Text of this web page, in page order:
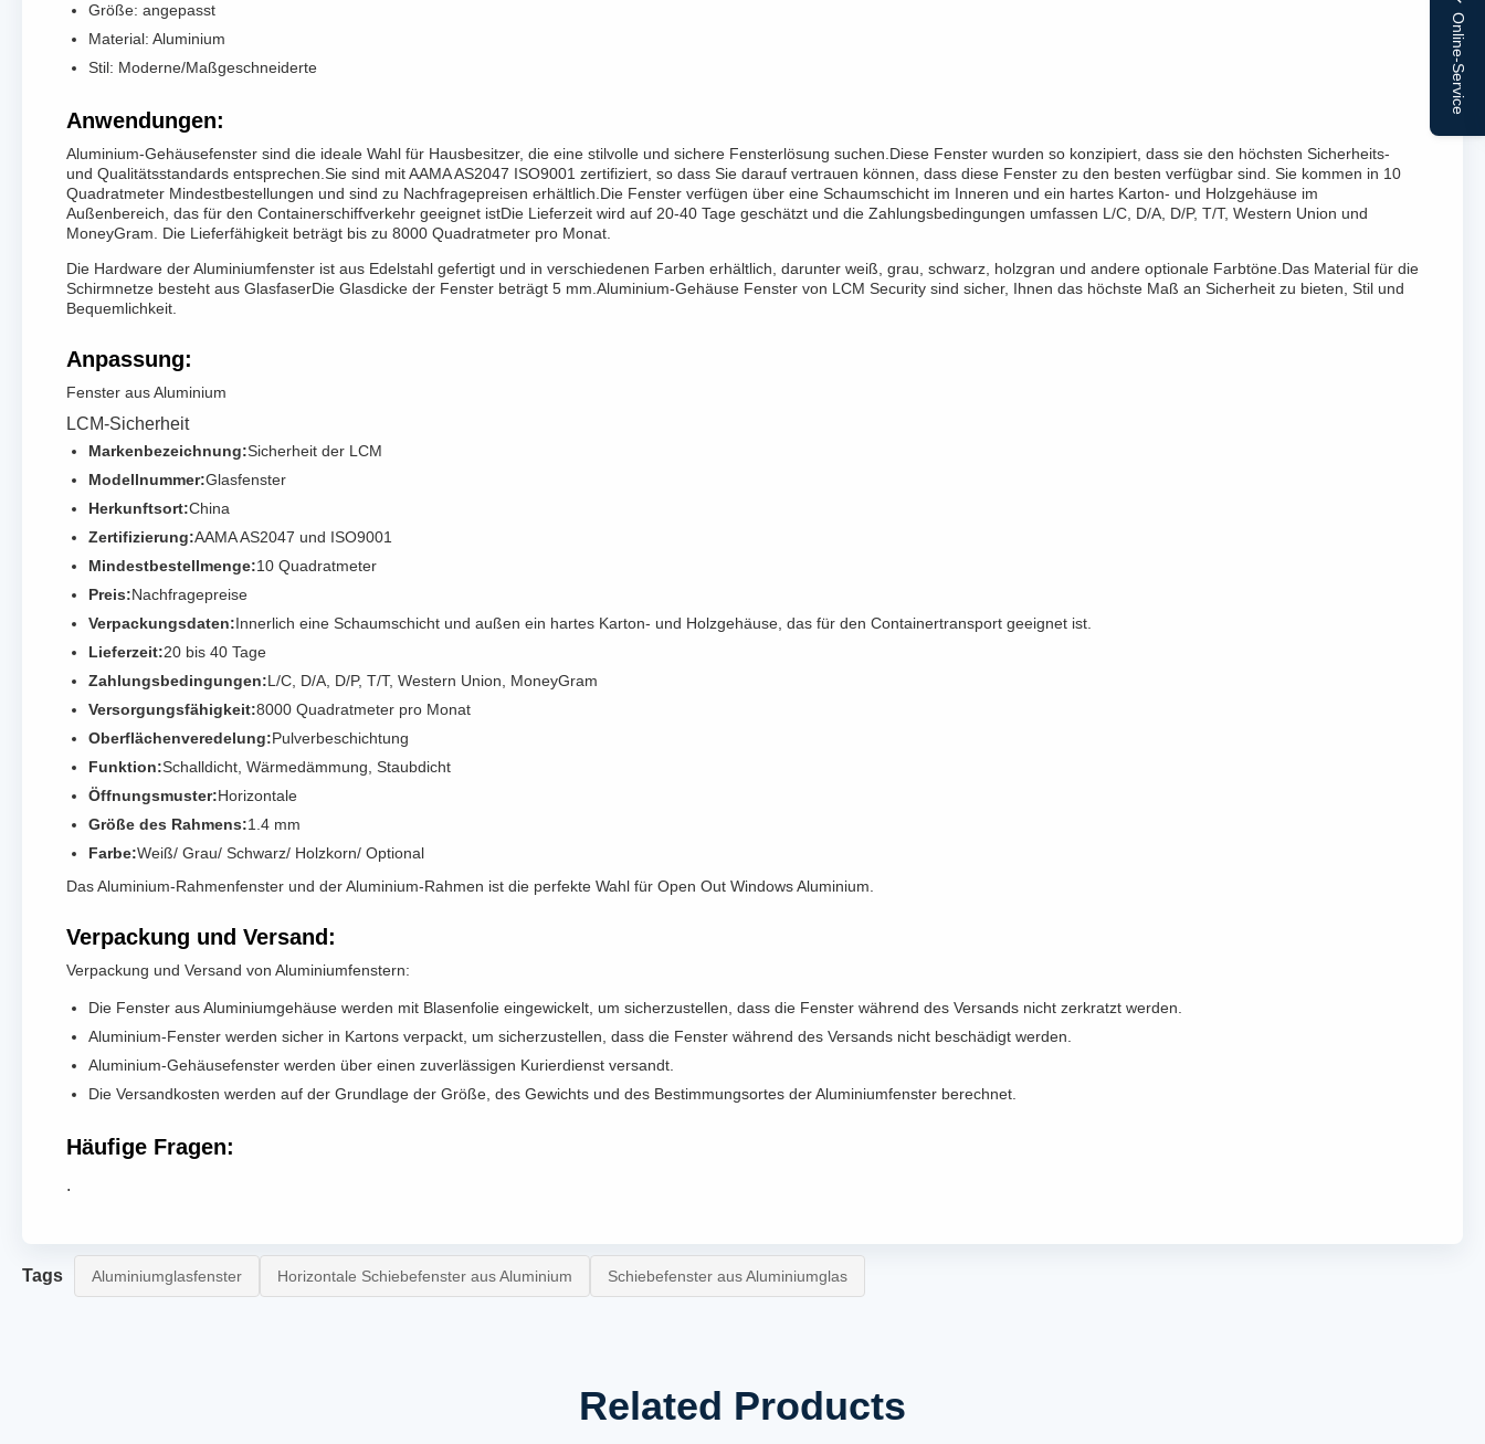
Online-Service
Größe: angepasst
Material: Aluminium
Stil: Moderne/Maßgeschneiderte
Anwendungen:
Aluminium-Gehäusefenster sind die ideale Wahl für Hausbesitzer, die eine stilvolle und sichere Fensterlösung suchen.Diese Fenster wurden so konzipiert, dass sie den höchsten Sicherheits-
und Qualitätsstandards entsprechen.Sie sind mit AAMA AS2047 ISO9001 zertifiziert, so dass Sie darauf vertrauen können, dass diese Fenster zu den besten verfügbar sind. Sie kommen in 10
Quadratmeter Mindestbestellungen und sind zu Nachfragepreisen erhältlich.Die Fenster verfügen über eine Schaumschicht im Inneren und ein hartes Karton- und Holzgehäuse im
Außenbereich, das für den Containerschiffverkehr geeignet istDie Lieferzeit wird auf 20-40 Tage geschätzt und die Zahlungsbedingungen umfassen L/C, D/A, D/P, T/T, Western Union und
MoneyGram. Die Lieferfähigkeit beträgt bis zu 8000 Quadratmeter pro Monat.
Die Hardware der Aluminiumfenster ist aus Edelstahl gefertigt und in verschiedenen Farben erhältlich, darunter weiß, grau, schwarz, holzgran und andere optionale Farbtöne.Das Material für die
Schirmnetze besteht aus GlasfaserDie Glasdicke der Fenster beträgt 5 mm.Aluminium-Gehäuse Fenster von LCM Security sind sicher, Ihnen das höchste Maß an Sicherheit zu bieten, Stil und
Bequemlichkeit.
Anpassung:
Fenster aus Aluminium
LCM-Sicherheit
Markenbezeichnung:Sicherheit der LCM
Modellnummer:Glasfenster
Herkunftsort:China
Zertifizierung:AAMA AS2047 und ISO9001
Mindestbestellmenge:10 Quadratmeter
Preis:Nachfragepreise
Verpackungsdaten:Innerlich eine Schaumschicht und außen ein hartes Karton- und Holzgehäuse, das für den Containertransport geeignet ist.
Lieferzeit:20 bis 40 Tage
Zahlungsbedingungen:L/C, D/A, D/P, T/T, Western Union, MoneyGram
Versorgungsfähigkeit:8000 Quadratmeter pro Monat
Oberflächenveredelung:Pulverbeschichtung
Funktion:Schalldicht, Wärmedämmung, Staubdicht
Öffnungsmuster:Horizontale
Größe des Rahmens:1.4 mm
Farbe:Weiß/ Grau/ Schwarz/ Holzkorn/ Optional
Das Aluminium-Rahmenfenster und der Aluminium-Rahmen ist die perfekte Wahl für Open Out Windows Aluminium.
Verpackung und Versand:
Verpackung und Versand von Aluminiumfenstern:
Die Fenster aus Aluminiumgehäuse werden mit Blasenfolie eingewickelt, um sicherzustellen, dass die Fenster während des Versands nicht zerkratzt werden.
Aluminium-Fenster werden sicher in Kartons verpackt, um sicherzustellen, dass die Fenster während des Versands nicht beschädigt werden.
Aluminium-Gehäusefenster werden über einen zuverlässigen Kurierdienst versandt.
Die Versandkosten werden auf der Grundlage der Größe, des Gewichts und des Bestimmungsortes der Aluminiumfenster berechnet.
Häufige Fragen:
.
Tags Aluminiumglasfenster Horizontale Schiebefenster aus Aluminium Schiebefenster aus Aluminiumglas
Related Products